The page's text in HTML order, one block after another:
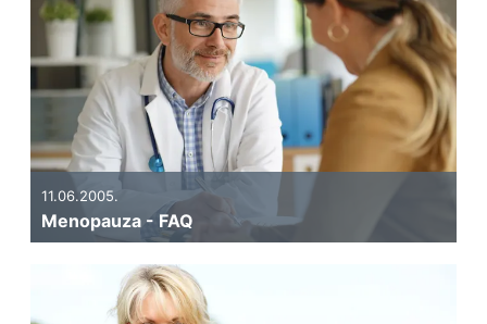
11.06.2005.
Menopauza - FAQ